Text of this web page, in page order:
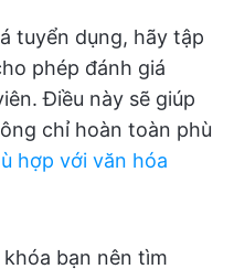
tuyển dụng, hãy tập
phép đánh giá
Điều này sẽ giúp
chỉ hoàn toàn phù
hợp với văn hóa
bạn nên tìm